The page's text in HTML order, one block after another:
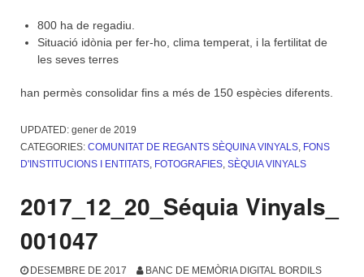
800 ha de regadiu.
Situació idònia per fer-ho, clima temperat, i la fertilitat de
les seves terres
han permès consolidar fins a més de 150 espècies diferents.
UPDATED: gener de 2019
CATEGORIES: COMUNITAT DE REGANTS SÈQUINA VINYALS FONS
D'INSTITUCIONS I ENTITATS FOTOGRAFIES SÈQUIA VINYALS
2017_12_20_Séquia Vinyals_
001047
DESEMBRE DE 2017 BANC DE MEMÒRIA DIGITAL BORDILS